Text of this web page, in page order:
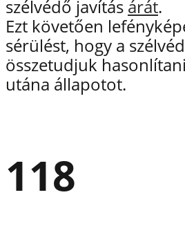
szélvédő javítás árát.
Ezt követően
sérülést, hogy a
összetudjuk
utána állapotot.
118